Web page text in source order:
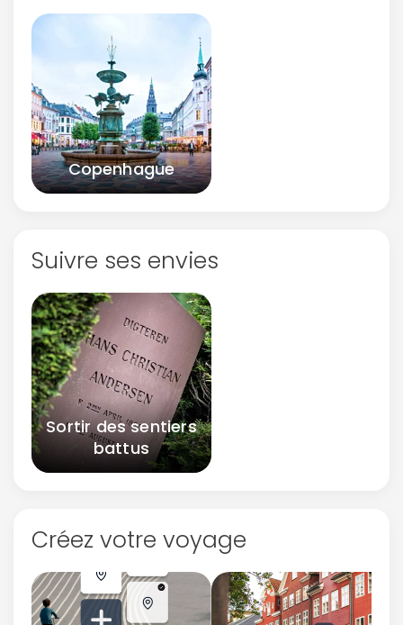
Copenhague
Suivre ses envies
Sortir des sentiers
battus
Créez votre voyage